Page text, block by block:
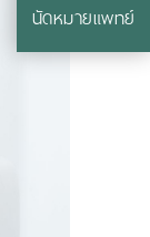
นัดหมายแพทย์